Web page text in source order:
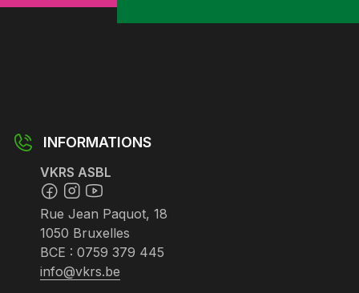
INFORMATIONS
VKRS ASBL
Rue Jean Paquot, 18
1050 Bruxelles
BCE : 0759 379 445
info@vkrs.be